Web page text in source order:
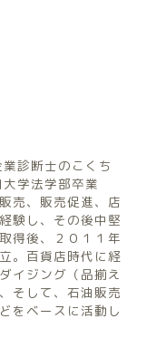
診断士のこくち
学法学部卒業
売、販売促進、店
験し、その後中堅
得後、２０１１年
。百貨店時代に経
イジング（品揃え
そして、石油販売
をベースに活動し